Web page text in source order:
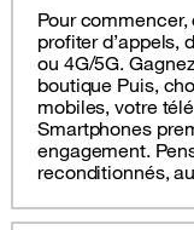
Pour
profiter d’appels,
ou 4G/5G.
boutique Puis,
mobiles, votre
Smartphones
engagement.
reconditionnés,